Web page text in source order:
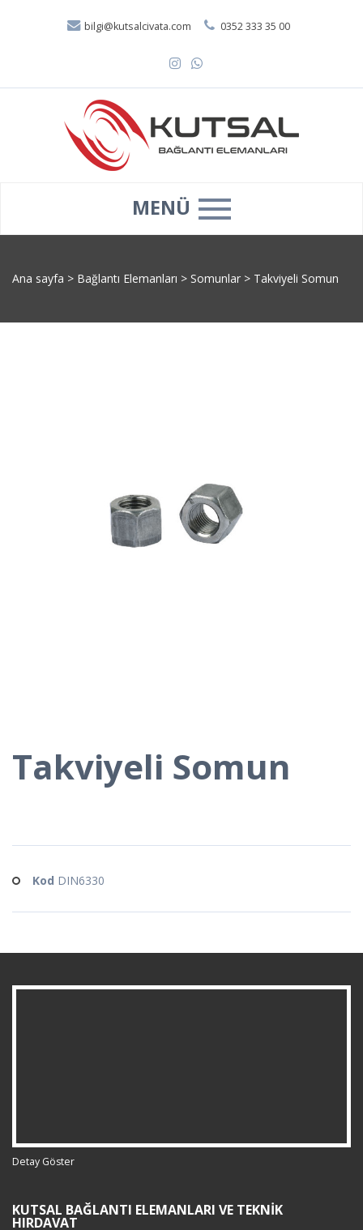
bilgi@kutsalcivata.com 0352 333 35 00
MENÜ
Ana sayfa > Bağlantı Elemanları > Somunlar > Takviyeli Somun
Takviyeli Somun
Kod DIN6330
Detay Göster
KUTSAL BAĞLANTI ELEMANLARI VE TEKNIK
HIRDAVAT